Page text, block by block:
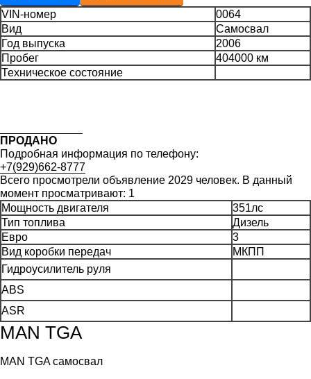
VIN-номер
0064
Вид
Самосвал
Год выпуска
2006
Пробег
404000 км
Техническое состояние
ПРОДАНО
Подробная информация по телефону:
+7(929)662-8777
Всего просмотрели объявление 2029 человек. В данный
момент просматривают: 1
Мощность двигателя
351лс
Тип топлива
Дизель
Евро
3
Вид коробки передач
МКПП
Гидроусилитель руля
АВS
ASR
MAN TGA
MAN TGA самосвал